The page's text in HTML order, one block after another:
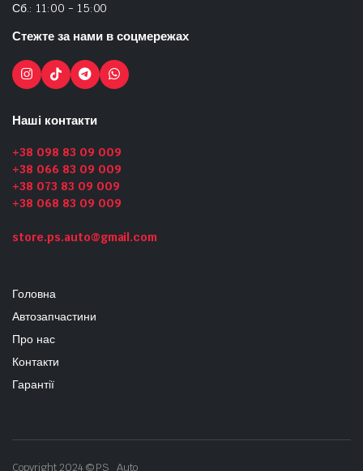
Сб.: 11:00 - 15:00
Стежте за нами в соцмережах
Наші контакти
+38 098 83 09 009
+38 066 83 09 009
+38 073 83 09 009
+38 068 83 09 009
store.ps.auto@gmail.com
Головна
Автозапчастини
Про нас
Контакти
Гарантії
Copyright 2024 © PS_Auto